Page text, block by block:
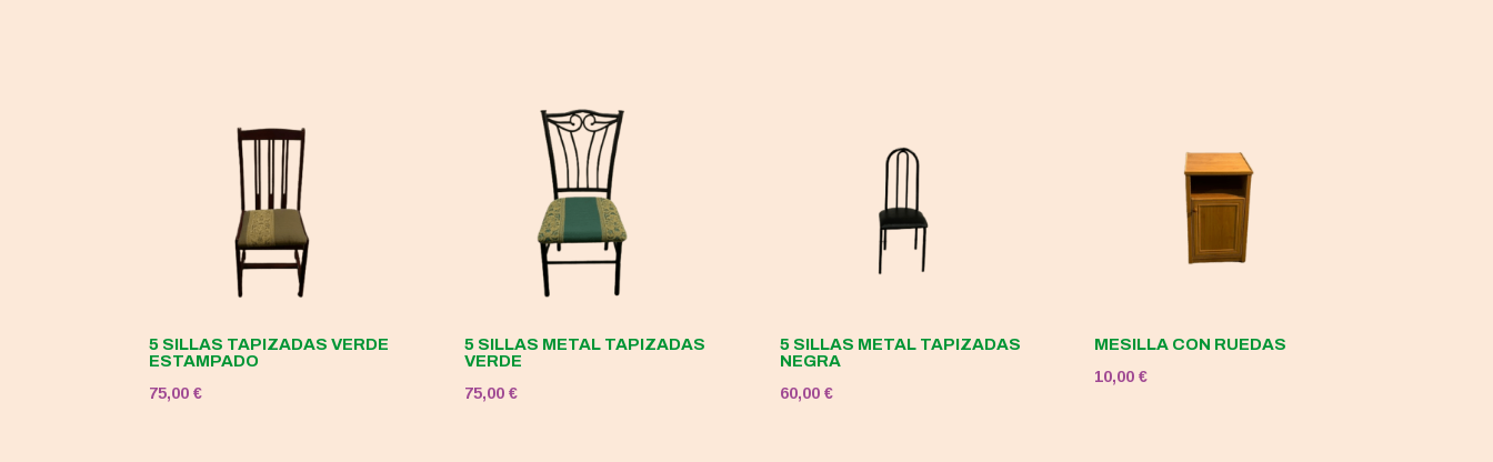
5 SILLAS TAPIZADAS VERDE
ESTAMPADO
75,00€
5 SILLAS METAL TAPIZADAS
VERDE
75,00 €
5 SILLAS METAL TAPIZADAS
NEGRA
60,00 €
MESILLA CON RUEDAS
10,00€